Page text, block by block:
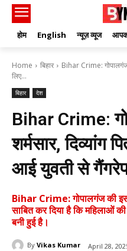
होम English न्यूज़ व्यूज
Home बिहार
Bihar Crime: गोपालगंज
लिए...
बिहार देश
Bihar Crime:
शर्मसार, दिव्यांग
आई युवती से
Bihar Crime: गोपालगंज की
साबित कर दिया है कि महिलाओं
बनी हुई है।
By Vikas Kumar April 28,